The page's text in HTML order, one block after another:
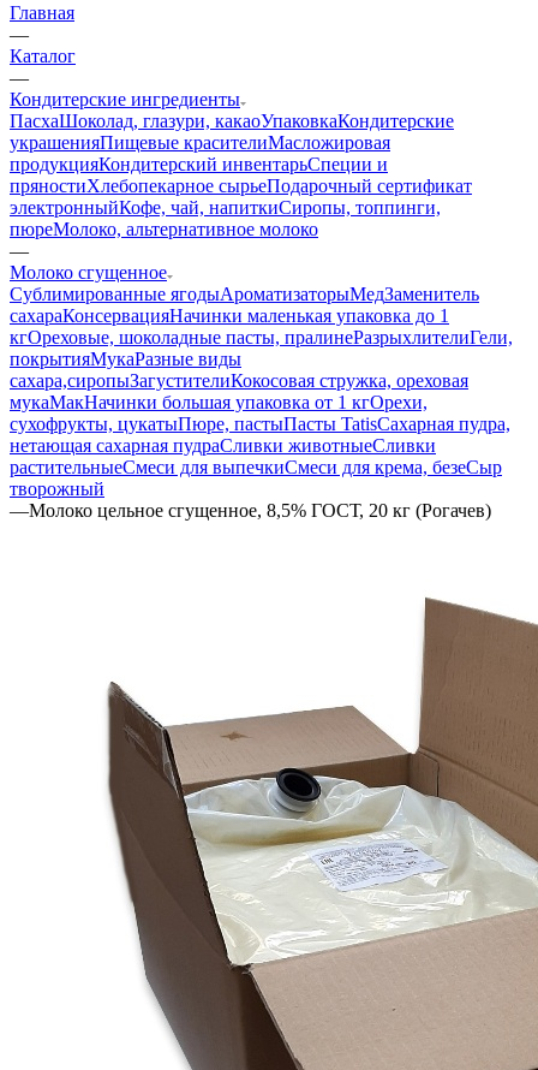
Главная
—
Каталог
—
Кондитерские ингредиенты
ПасхаШоколад, глазури, какаоУпаковкаКондитерские
украшенияПищевые красителиМасложировая
продукцияКондитерский инвентарьСпеции и
пряностиХлебопекарное сырьеПодарочный сертификат
электронныйКофе, чай, напиткиСиропы, топпинги,
пюреМолоко, альтернативное молоко
—
Молоко сгущенное
Сублимированные ягодыАроматизаторыМедЗаменитель
сахараКонсервацияНачинки маленькая упаковка до 1
кгОреховые, шоколадные пасты, пралинеРазрыхлителиГели,
покрытияМукаРазные виды
сахара,сиропыЗагустителиКокосовая стружка, ореховая
мукаМакНачинки большая упаковка от 1 кгОрехи,
сухофрукты, цукатыПюре, пастыПасты TatisСахарная пудра,
нетающая сахарная пудраСливки животныеСливки
растительныеСмеси для выпечкиСмеси для крема, безеСыр
творожный
—Молоко цельное сгущенное, 8,5% ГОСТ, 20 кг (Рогачев)